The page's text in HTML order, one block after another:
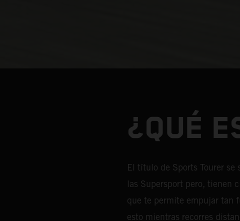
¿QUÉ
El título de Sports Tourer
las Supersport pero, tienen
que te permite empujar tan
esto mientras recorres